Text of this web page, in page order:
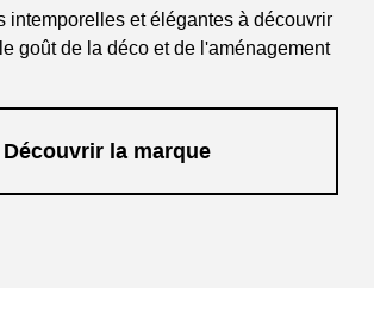
intemporelles et élégantes à découvrir
goût de la déco et de l'aménagement
Découvrir la marque